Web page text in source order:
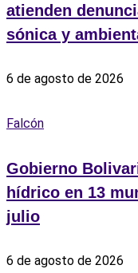
atienden
sónica y
6 de agosto de 2026
Falcón
Gobierno
hídrico en 13
julio
6 de agosto de 2026